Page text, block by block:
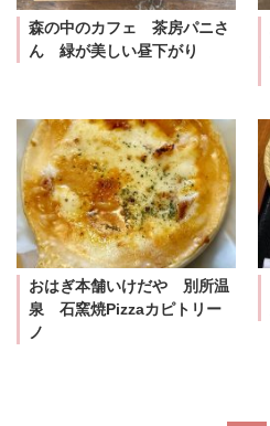
森の中のカフェ 茶房パニさ
ん 緑が美しい昼下がり
おはぎ本舗いけだや 別所温
泉 石窯焼Pizzaカピトリー
ノ